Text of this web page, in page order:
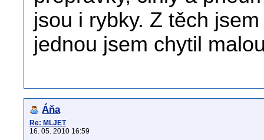
jsou i rybky. Z těch
jednou jsem chytil
Áňa
Re: MLJET
16. 05. 2010 16:59